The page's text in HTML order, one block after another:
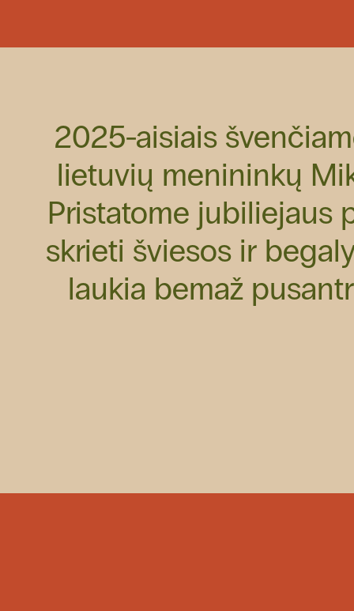
4
2025-aisiais
lietuvių menininkų
Pristatome jubiliejaus
skrieti šviesos ir
laukia bemaž